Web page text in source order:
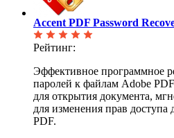
Accent PDF Password
Рейтинг:
Эффективное программное
паролей к файлам Adobe
для открытия документа,
для изменения прав доступа
PDF.